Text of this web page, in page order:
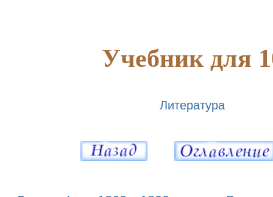
Учебник для
Литература